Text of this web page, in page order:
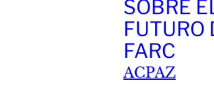
SOBRE
FUTURO
FARC
ACPAZ